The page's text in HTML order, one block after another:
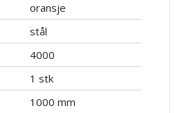
oransje
stål
4000
1 stk
1000 mm